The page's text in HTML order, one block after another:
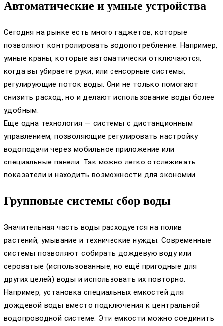
Автоматические и умные устройства
Сегодня на рынке есть много гаджетов, которые
позволяют контролировать водопотребление. Например,
умные краны, которые автоматически отключаются,
когда вы убираете руки, или сенсорные системы,
регулирующие поток воды. Они не только помогают
снизить расход, но и делают использование воды более
удобным.
Еще одна технология — системы с дистанционным
управлением, позволяющие регулировать настройку
водоподачи через мобильное приложение или
специальные панели. Так можно легко отслеживать
показатели и находить возможности для экономии.
Групповые системы сбор воды
Значительная часть воды расходуется на полив
растений, умывание и технические нужды. Современные
системы позволяют собирать дождевую воду или
сероватые (использованные, но ещё пригодные для
других целей) воды и использовать их повторно.
Например, установка специальных емкостей для
дождевой воды вместо подключения к центральной
водопроводной системе. Эти емкости можно соединить